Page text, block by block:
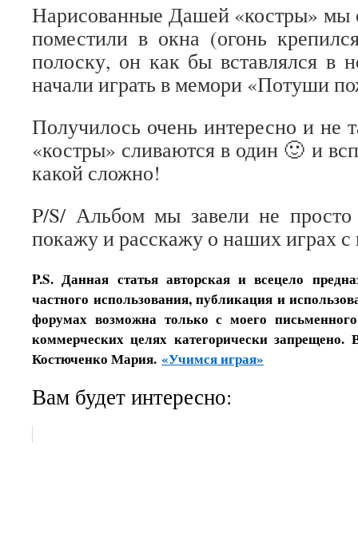
Нарисованные Дашей «костры» мы
поместили в окна (огонь
полоску, он как бы вставлялся в
начали играть в мемори «Потуши
Получилось очень интересно и не
«костры» сливаются в один 🙂 и
какой сложно!
P/S/ Альбом мы завели не
покажу и расскажу о наших играх
P.S. Данная статья авторская и всецело
частного использования, публикация и
форумах возможна только с моего
коммерческих целях категорически
Костюченко Мария. «Учимся играя»
Вам будет интересно: